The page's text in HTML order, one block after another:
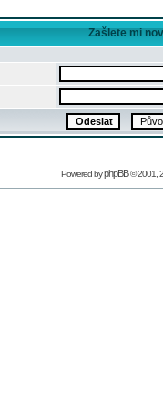
Zašlete mi
Powered byphpBB© 2001,